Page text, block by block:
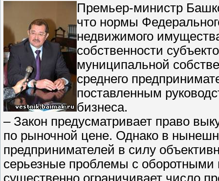
Премьер-министр
что нормы
недвижимого
собственности
муниципальной
среднего
поставленным
бизнеса.
– Закон предусматривает право
по рыночной цене. Однако в
предпринимателей в силу
серьезные проблемы с
существенно ограничивает число